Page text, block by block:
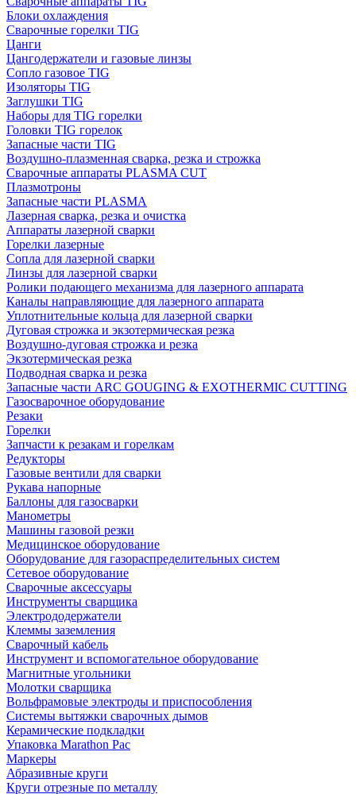
Блоки охлаждения
Сварочные горелки TIG
Цанги
Цангодержатели и газовые линзы
Сопло газовое TIG
Изоляторы TIG
Заглушки TIG
Наборы для TIG горелки
Головки TIG горелок
Запасные части TIG
Воздушно-плазменная сварка, резка и строжка
Сварочные аппараты PLASMA CUT
Плазмотроны
Запасные части PLASMA
Лазерная сварка, резка и очистка
Аппараты лазерной сварки
Горелки лазерные
Сопла для лазерной сварки
Линзы для лазерной сварки
Ролики подающего механизма для лазерного аппарата
Каналы направляющие для лазерного аппарата
Уплотнительные кольца для лазерной сварки
Дуговая строжка и экзотермическая резка
Воздушно-дуговая строжка и резка
Экзотермическая резка
Подводная сварка и резка
Запасные части ARC GOUGING & EXOTHERMIC CUTTING
Газосварочное оборудование
Резаки
Горелки
Запчасти к резакам и горелкам
Редукторы
Газовые вентили для сварки
Рукава напорные
Баллоны для газосварки
Манометры
Машины газовой резки
Медицинское оборудование
Оборудование для газораспределительных систем
Сетевое оборудование
Сварочные аксессуары
Инструменты сварщика
Электрододержатели
Клеммы заземления
Сварочный кабель
Инструмент и вспомогательное оборудование
Магнитные угольники
Молотки сварщика
Вольфрамовые электроды и приспособления
Системы вытяжки сварочных дымов
Керамические подкладки
Упаковка Marathon Pac
Маркеры
Абразивные круги
Круги отрезные по металлу